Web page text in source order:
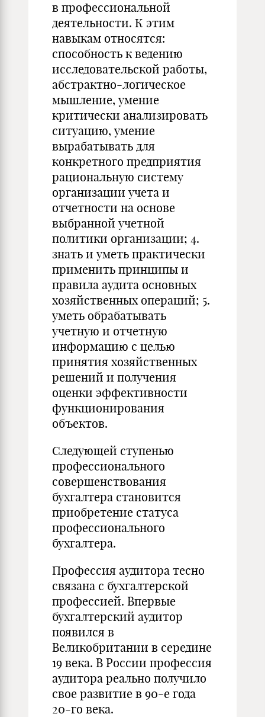
в профессиональной
деятельности. К этим
навыкам относятся:
способность к ведению
исследовательской работы,
абстрактно-логическое
мышление, умение
критически анализировать
ситуацию, умение
вырабатывать для
конкретного предприятия
рациональную систему
организации учета и
отчетности на основе
выбранной учетной
политики организации; 4.
знать и уметь практически
применить принципы и
правила аудита основных
хозяйственных операций; 5.
уметь обрабатывать
учетную и отчетную
информацию с целью
принятия хозяйственных
решений и получения
оценки эффективности
функционирования
объектов.
Следующей ступенью
профессионального
совершенствования
бухгалтера становится
приобретение статуса
профессионального
бухгалтера.
Профессия аудитора тесно
связана с бухгалтерской
профессией. Впервые
бухгалтерский аудитор
появился в
Великобритании в середине
19 века. В России профессия
аудитора реально получило
свое развитие в 90-е года
20-го века.